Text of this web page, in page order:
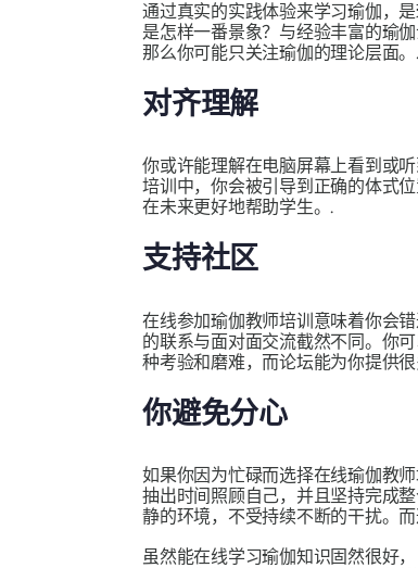
通过真实的实践体验来学习瑜伽，
是怎样一番景象？与经验丰富的瑜
那么你可能只关注瑜伽的理论层面。.
对齐理解
你或许能理解在电脑屏幕上看到或
培训中，你会被引导到正确的体式
在未来更好地帮助学生。.
支持社区
在线参加瑜伽教师培训意味着你会
的联系与面对面交流截然不同。你
种考验和磨难，而论坛能为你提供
你避免分心
如果你因为忙碌而选择在线瑜伽教
抽出时间照顾自己，并且坚持完成
静的环境，不受持续不断的干扰。
虽然能在线学习瑜伽知识固然很好，